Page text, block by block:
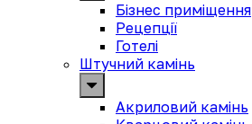
Бізнес приміщення
Рецепції
Готелі
Штучний камінь
Акриловий камінь